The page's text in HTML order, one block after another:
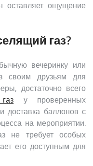
оставляет ощущение
газ?
вечеринку или
своим друзьям для
достаточно всего
у проверенных
доставка баллонов с
на мероприятии.
не требует особых
его доступным для